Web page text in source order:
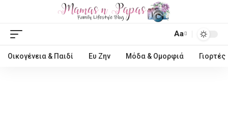
Aa
Οικογένεια & Παιδί Ευ Ζην Μόδα & Ομορφιά Γιορτές